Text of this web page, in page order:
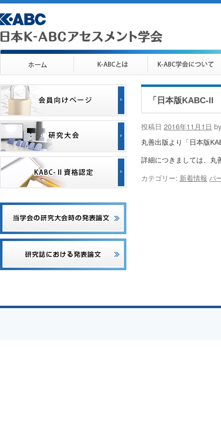
「日本版KABC-
投稿日 2016年11月1日 by
丸善出版より「日本版
詳細につきましては、丸
カテゴリー: 新着情報 パ